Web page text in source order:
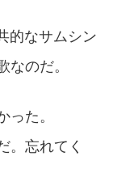
的なサムシン
なのだ。
った。
。忘れてく